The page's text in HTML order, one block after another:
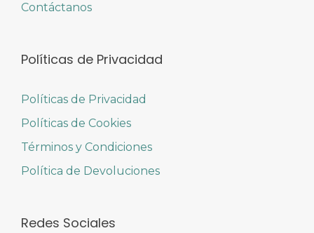
Contáctanos
Políticas de Privacidad
Políticas de Privacidad
Políticas de Cookies
Términos y Condiciones
Política de Devoluciones
Redes Sociales